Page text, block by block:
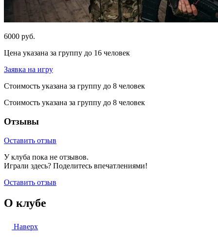
6000 руб.
Цена указана за группу до 16 человек
Заявка на игру
Стоимость указана за группу до 8 человек
Стоимость указана за группу до 8 человек
Отзывы
Оставить отзыв
У клуба пока не отзывов.
Играли здесь? Поделитесь впечатлениями!
Оставить отзыв
О клубе
Наверх